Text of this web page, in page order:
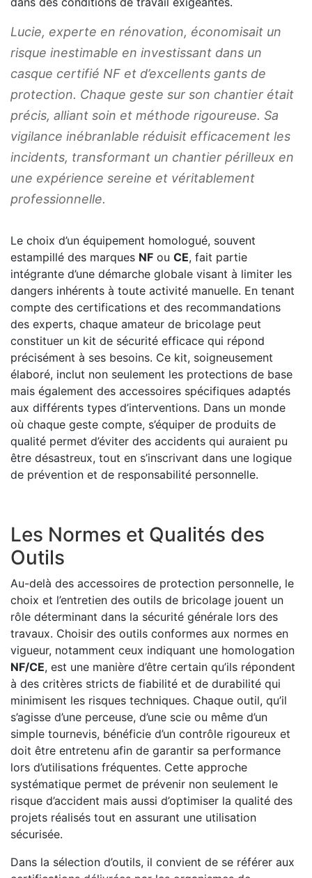
Lucie, experte en rénovation, économisait un
risque inestimable en investissant dans un
casque certifié NF et d’excellents gants de
protection. Chaque geste sur son chantier était
précis, alliant soin et méthode rigoureuse. Sa
vigilance inébranlable réduisit efficacement les
incidents, transformant un chantier périlleux en
une expérience sereine et véritablement
professionnelle.
Le choix d’un équipement homologué, souvent
estampillé des marques NF ou CE, fait partie
intégrante d’une démarche globale visant à limiter les
dangers inhérents à toute activité manuelle. En tenant
compte des certifications et des recommandations
des experts, chaque amateur de bricolage peut
constituer un kit de sécurité efficace qui répond
précisément à ses besoins. Ce kit, soigneusement
élaboré, inclut non seulement les protections de base
mais également des accessoires spécifiques adaptés
aux différents types d’interventions. Dans un monde
où chaque geste compte, s’équiper de produits de
qualité permet d’éviter des accidents qui auraient pu
être désastreux, tout en s’inscrivant dans une logique
de prévention et de responsabilité personnelle.
Les Normes et Qualités des
Outils
Au-delà des accessoires de protection personnelle, le
choix et l’entretien des outils de bricolage jouent un
rôle déterminant dans la sécurité générale lors des
travaux. Choisir des outils conformes aux normes en
vigueur, notamment ceux indiquant une homologation
NF/CE, est une manière d’être certain qu’ils répondent
à des critères stricts de fiabilité et de durabilité qui
minimisent les risques techniques. Chaque outil, qu’il
s’agisse d’une perceuse, d’une scie ou même d’un
simple tournevis, bénéficie d’un contrôle rigoureux et
doit être entretenu afin de garantir sa performance
lors d’utilisations fréquentes. Cette approche
systématique permet de prévenir non seulement le
risque d’accident mais aussi d’optimiser la qualité des
projets réalisés tout en assurant une utilisation
sécurisée.
Dans la sélection d’outils, il convient de se référer aux